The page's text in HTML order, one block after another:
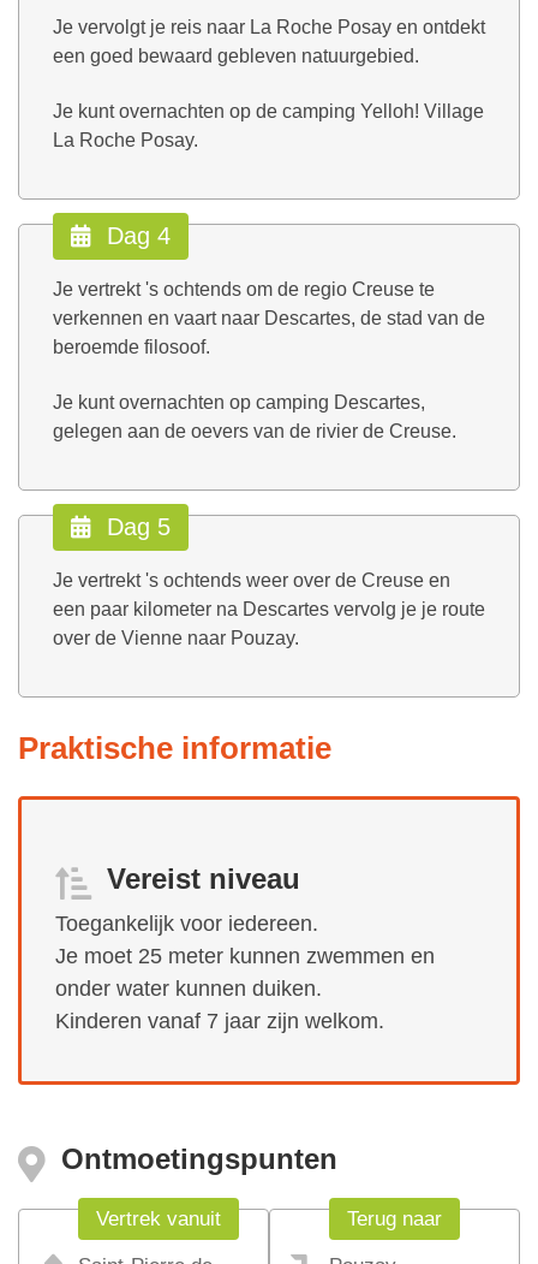
Je vervolgt je reis naar La Roche Posay en ontdekt
een goed bewaard gebleven natuurgebied.
Je kunt overnachten op de camping Yelloh! Village
La Roche Posay.
Dag 4
Je vertrekt 's ochtends om de regio Creuse te
verkennen en vaart naar Descartes, de stad van de
beroemde filosoof.
Je kunt overnachten op camping Descartes,
gelegen aan de oevers van de rivier de Creuse.
Dag 5
Je vertrekt 's ochtends weer over de Creuse en
een paar kilometer na Descartes vervolg je je route
over de Vienne naar Pouzay.
Praktische informatie
Vereist niveau
Toegankelijk voor iedereen.
Je moet 25 meter kunnen zwemmen en
onder water kunnen duiken.
Kinderen vanaf 7 jaar zijn welkom.
Ontmoetingspunten
Vertrek vanuit Terug naar